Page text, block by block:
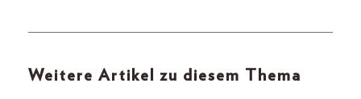
Weitere Artikel zu diesem Thema